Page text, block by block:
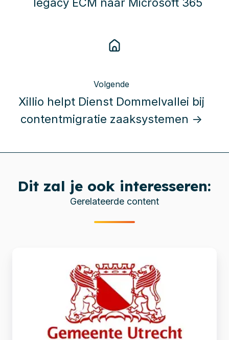
Volgende
Xillio helpt Dienst Dommelvallei bij
contentmigratie zaaksystemen →
Dit zal je ook interesseren:
Gerelateerde content
maanden